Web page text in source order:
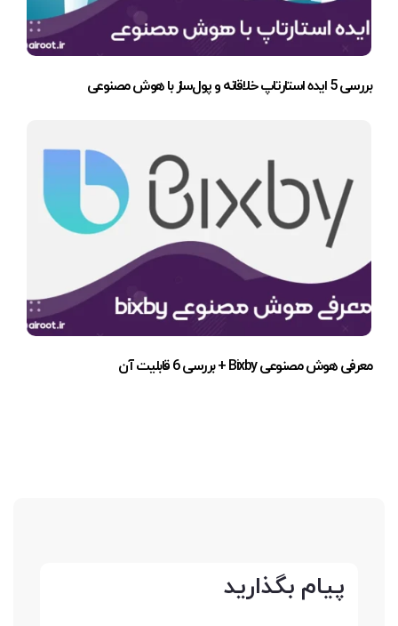
بررسی 5 ایده استارتاپ خلاقانه و پول‌ساز با هوش مصنوعی
معرفی هوش مصنوعی Bixby + بررسی 6 قابلیت آن
پیام بگذارید